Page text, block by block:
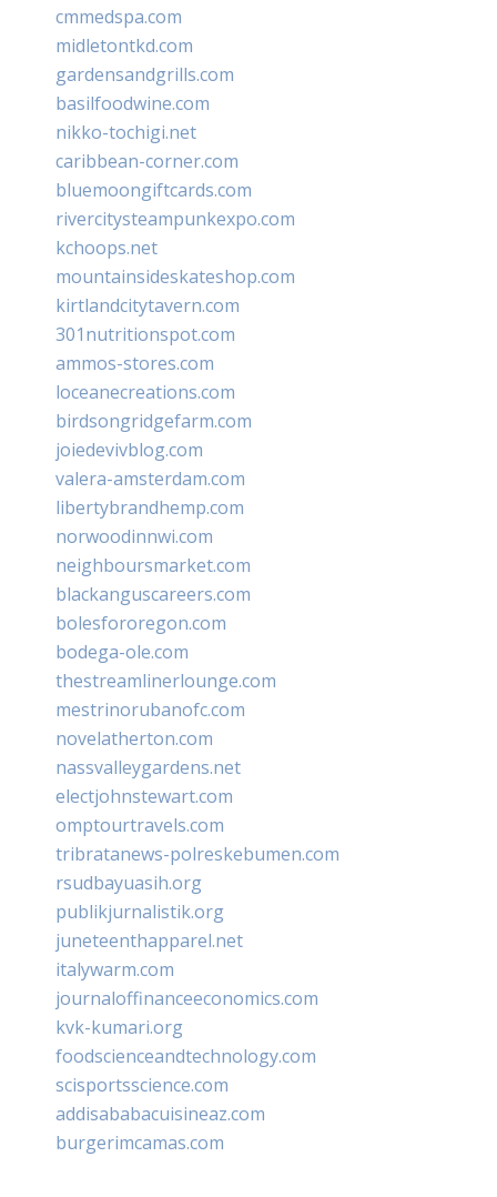
cmmedspa.com
midletontkd.com
gardensandgrills.com
basilfoodwine.com
nikko-tochigi.net
caribbean-corner.com
bluemoongiftcards.com
rivercitysteampunkexpo.com
kchoops.net
mountainsideskateshop.com
kirtlandcitytavern.com
301nutritionspot.com
ammos-stores.com
loceanecreations.com
birdsongridgefarm.com
joiedevivblog.com
valera-amsterdam.com
libertybrandhemp.com
norwoodinnwi.com
neighboursmarket.com
blackanguscareers.com
bolesfororegon.com
bodega-ole.com
thestreamlinerlounge.com
mestrinorubanofc.com
novelatherton.com
nassvalleygardens.net
electjohnstewart.com
omptourtravels.com
tribratanews-polreskebumen.com
rsudbayuasih.org
publikjurnalistik.org
juneteenthapparel.net
italywarm.com
journaloffinanceeconomics.com
kvk-kumari.org
foodscienceandtechnology.com
scisportsscience.com
addisababacuisineaz.com
burgerimcamas.com